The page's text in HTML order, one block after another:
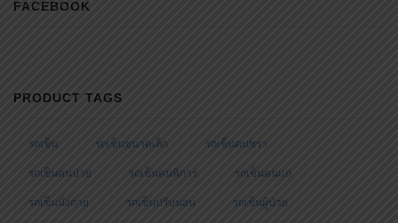
FACEBOOK
PRODUCT TAGS
รถเข็น รถเข็นขนาดเล็ก รถเข็นคนชรา
รถเข็นคนป่วย รถเข็นคนพิการ รถเข็นคนแก่
รถเข็นนั่งถ่าย รถเข็นปรับนอน รถเข็นผู้ป่วย